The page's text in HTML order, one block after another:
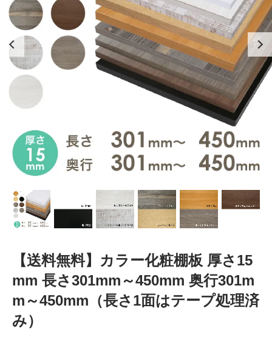
【送料無料】カラー化粧棚板 厚さ15
mm 長さ301mm～450mm 奥行301m
m～450mm（長さ1面はテープ処理済
み）